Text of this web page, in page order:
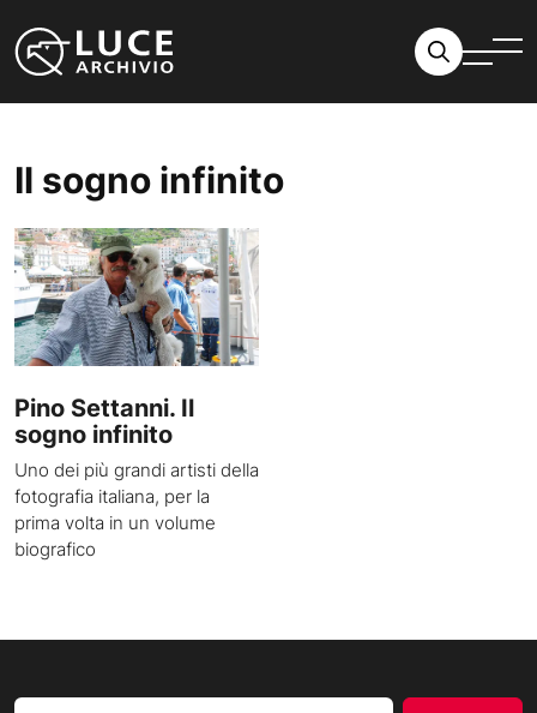
Il sogno infinito
Pino Settanni. Il
sogno infinito
Uno dei più grandi artisti della
fotografia italiana, per la
prima volta in un volume
biografico